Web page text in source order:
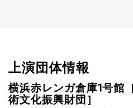
上演団体情報
横浜赤レンガ倉庫1号館
術文化振興財団］